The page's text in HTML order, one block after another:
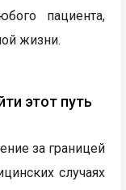
пациента,
жизни.
этот путь
за границей
случаях